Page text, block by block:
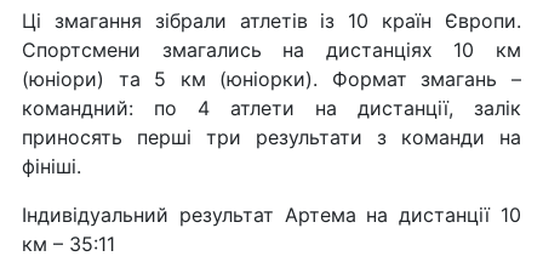
Ці змагання зібрали атлетів із 10 країн Європи.
Спортсмени змагались на дистанціях 10 км
(юніори) та 5 км (юніорки). Формат змагань –
командний: по 4 атлети на дистанції, залік
приносять перші три результати з команди на
фініші.
Індивідуальний результат Артема на дистанції 10
км – 35:11